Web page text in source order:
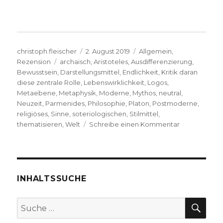
Autor
christoph.fleischer
Veröffentlicht
am
2. August 2019 Kategorien
Allgemein
Rezension
Schlagwörter
archaisch ,Aristoteles ,Ausdifferenzierung
Bewusstsein Darstellungsmittel Endlichkeit Kritik daran
diese zentrale Rolle Lebenswirklichkeit Logos
Metaebene Metaphysik Moderne Mythos neutral
Neuzeit Parmenides Philosophie Platon Postmoderne
religiöses Sinne soteriologischen Stilmittel
thematisieren ,Welt Schreibe einen Kommentarzu
Konrad
Schrieder,
Hamm
INHALTSSUCHE
Suche
nach: